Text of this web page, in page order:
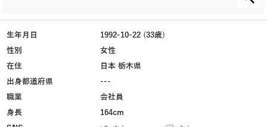
生年月日
1992-10-22 (33歳)
性別
女性
在住
日本 栃木県
出身都道府県
---
職業
会社員
身長
164cm